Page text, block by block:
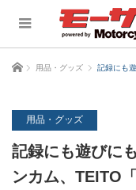
ホーム 用品・グッズ 記録にも
用品・グッズ
記録にも遊びに
ンカム、TEITO「